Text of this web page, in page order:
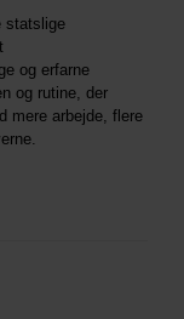
statslige
og erfarne
og rutine, der
mere arbejde, flere